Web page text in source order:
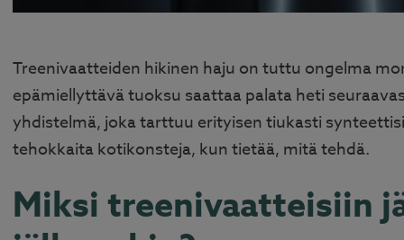
Treenivaatteiden hikinen haju on tuttu ongelma
epämiellyttävä tuoksu saattaa palata heti
yhdistelmä, joka tarttuu erityisen tiukasti
tehokkaita kotikonsteja, kun tietää, mitä tehdä.
Miksi treenivaatteisiin